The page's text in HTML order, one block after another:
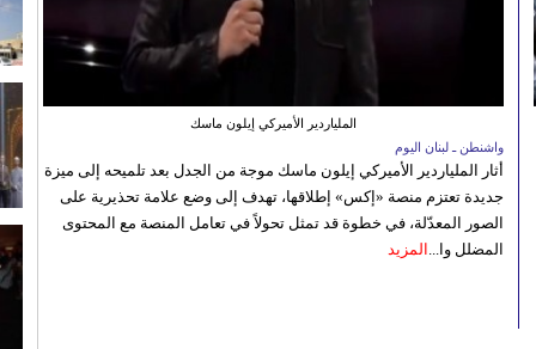
الملياردير الأميركي إيلون ماسك
واشنطن ـ لبنان اليوم
أثار الملياردير الأميركي إيلون ماسك موجة من الجدل بعد تلميحه إلى ميزة
جديدة تعتزم منصة «إكس» إطلاقها، تهدف إلى وضع علامة تحذيرية على
الصور المعدّلة، في خطوة قد تمثل تحولاً في تعامل المنصة مع المحتوى
المضلل وا... المزيد